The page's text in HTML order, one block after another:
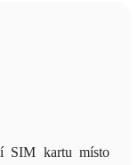
SIM kartu místo